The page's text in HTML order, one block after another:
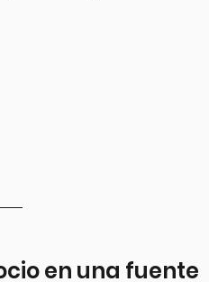
en una fuente